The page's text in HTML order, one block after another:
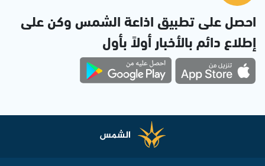
احصل على تطبيق اذاعة الشمس وكن على
إطلاع دائم بالأخبار أولاً بأول